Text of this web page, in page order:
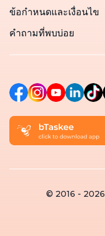
ข้อกำหนดและเงื่อนไข
คำถามที่พบบ่อย
© 2016 - 2026